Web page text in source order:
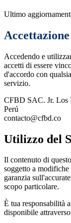
Ultimo
Accedendo e
accetti di essere
d'accordo con
servizio.
CFBD SAC. Jr. Los
Perú
contacto@cfbd.co
Utilizzo del
Il contenuto di
soggetto a
garanzia
scopo particolare.
È tua responsabilità
disponibile